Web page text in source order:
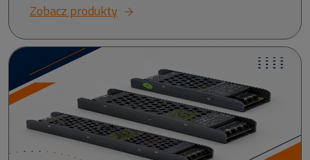
Zobacz produkty